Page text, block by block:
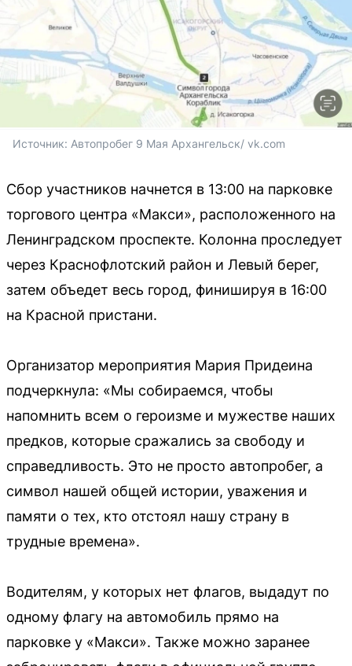
Источник: Автопробег 9 Мая Архангельск/ vk.com
Сбор участников начнется в 13:00 на парковке
торгового центра «Макси», расположенного на
Ленинградском проспекте. Колонна проследует
через Краснофлотский район и Левый берег,
затем объедет весь город, финишируя в 16:00
на Красной пристани.
Организатор мероприятия Мария Придеина
подчеркнула: «Мы собираемся, чтобы
напомнить всем о героизме и мужестве наших
предков, которые сражались за свободу и
справедливость. Это не просто автопробег, а
символ нашей общей истории, уважения и
памяти о тех, кто отстоял нашу страну в
трудные времена».
Водителям, у которых нет флагов, выдадут по
одному флагу на автомобиль прямо на
парковке у «Макси». Также можно заранее